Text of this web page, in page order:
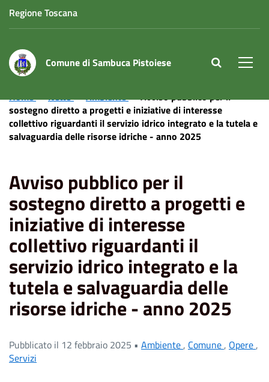
Regione Toscana
Comune di Sambuca Pistoiese site.searc
Home News Ambiente
Avviso pubblico per il
sostegno diretto a progetti e iniziative di interesse
collettivo riguardanti il servizio idrico integrato e la tutela e
salvaguardia delle risorse idriche - anno 2025
Avviso pubblico per il
sostegno diretto a progetti e
iniziative di interesse
collettivo riguardanti il
servizio idrico integrato e la
tutela e salvaguardia delle
risorse idriche - anno 2025
Pubblicato il 12 febbraio 2025 • Ambiente, Comune, Opere,
Servizi